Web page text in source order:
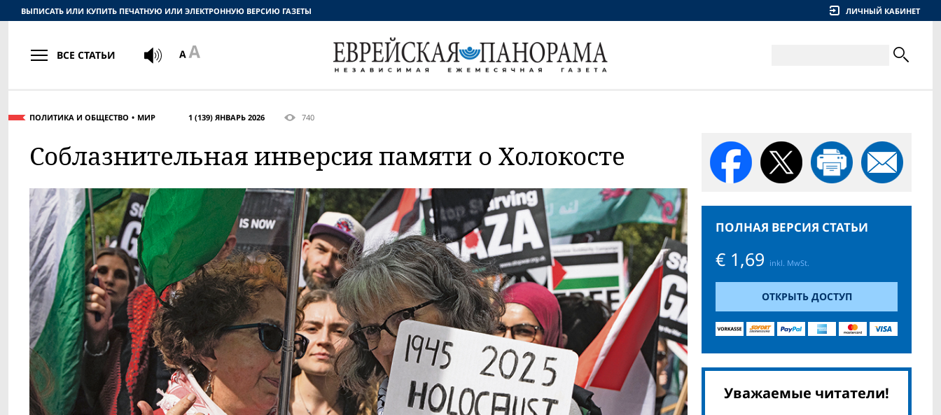
ПОЛИТИКА И ОБЩЕСТВО МИР 1 (139) ЯНВАРЬ 2026 740
Соблазнительная инверсия памяти о Холокосте
ПОЛНАЯ ВЕРСИЯ СТАТЬИ
€ 1,69 inkl. MwSt.
ОТКРЫТЬ ДОСТУП
Уважаемые читатели!
ВЫПИСАТЬ ИЛИ КУПИТЬ ПЕЧАТНУЮ ИЛИ ЭЛЕКТРОННУЮ ВЕРСИЮ ГАЗЕТЫ ЛИЧНЫЙ КАБИНЕТ
ВСЕ СТАТЬИ